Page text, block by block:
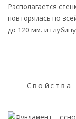
Располагается
повторялась по
до 120 мм. и
Свойства